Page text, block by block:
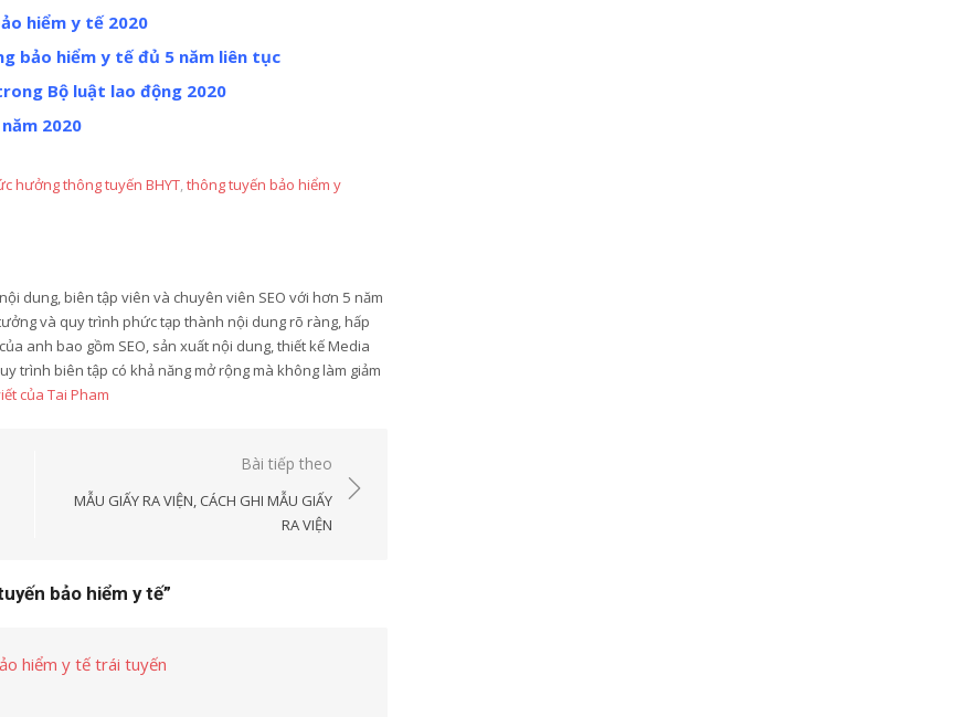
hiểm y tế 2020
bảo hiểm y tế đủ 5 năm liên tục
Bộ luật lao động 2020
2020
hưởng thông tuyến BHYT,thông tuyến bảo hiểm y
dung, biên tập viên và chuyên viên SEO với hơn 5 năm
và quy trình phức tạp thành nội dung rõ ràng, hấp
anh bao gồm SEO, sản xuất nội dung, thiết kế Media
trình biên tập có khả năng mở rộng mà không làm giảm
của Tai Pham
Bài tiếp theo
MẪU GIẤY RA VIỆN, CÁCH GHI MẪU GIẤY
RA VIỆN
bảo hiểm y tế”
hiểm y tế trái tuyến